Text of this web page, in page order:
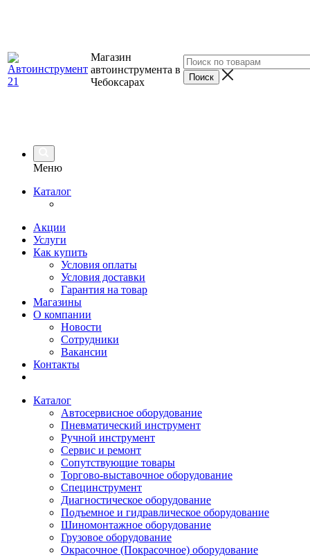
Магазин
автоинструмента в
Чебоксарах
Меню
Каталог
Акции
Услуги
Как купить
Условия оплаты
Условия доставки
Гарантия на товар
Магазины
О компании
Новости
Сотрудники
Вакансии
Контакты
Каталог
Автосервисное оборудование
Пневматический инструмент
Ручной инструмент
Сервис и ремонт
Сопутствующие товары
Торгово-выставочное оборудование
Специнструмент
Диагностическое оборудование
Подъемное и гидравлическое оборудование
Шиномонтажное оборудование
Грузовое оборудование
Окрасочное (Покрасочное) оборудование